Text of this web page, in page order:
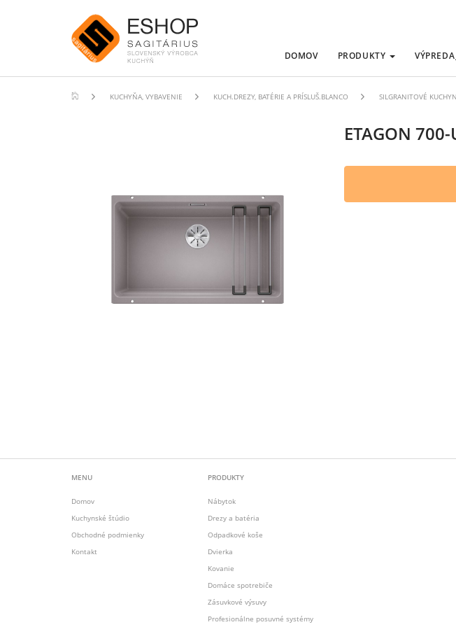
KUCHYŇA, VYBAVENIE KUCH.DREZY, BATÉRIE A PRÍSLUŠ.BLANCO SILGRANITOVÉ
ETAGON 700-
MENU
Domov
Kuchynské štúdio
Obchodné podmienky
Kontakt
PRODUKTY
Nábytok
Drezy a batéria
Odpadkové koše
Dvierka
Kovanie
Domáce spotrebiče
Zásuvkové výsuvy
Profesionálne posuvné systémy
DOMOV PRODUKTY